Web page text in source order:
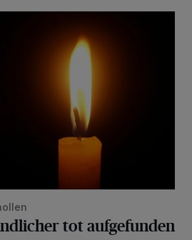
tot aufgefunden